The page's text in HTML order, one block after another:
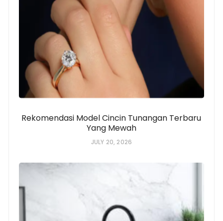
Rekomendasi Model Cincin Tunangan Terbaru
Yang Mewah
JULY 20, 2026